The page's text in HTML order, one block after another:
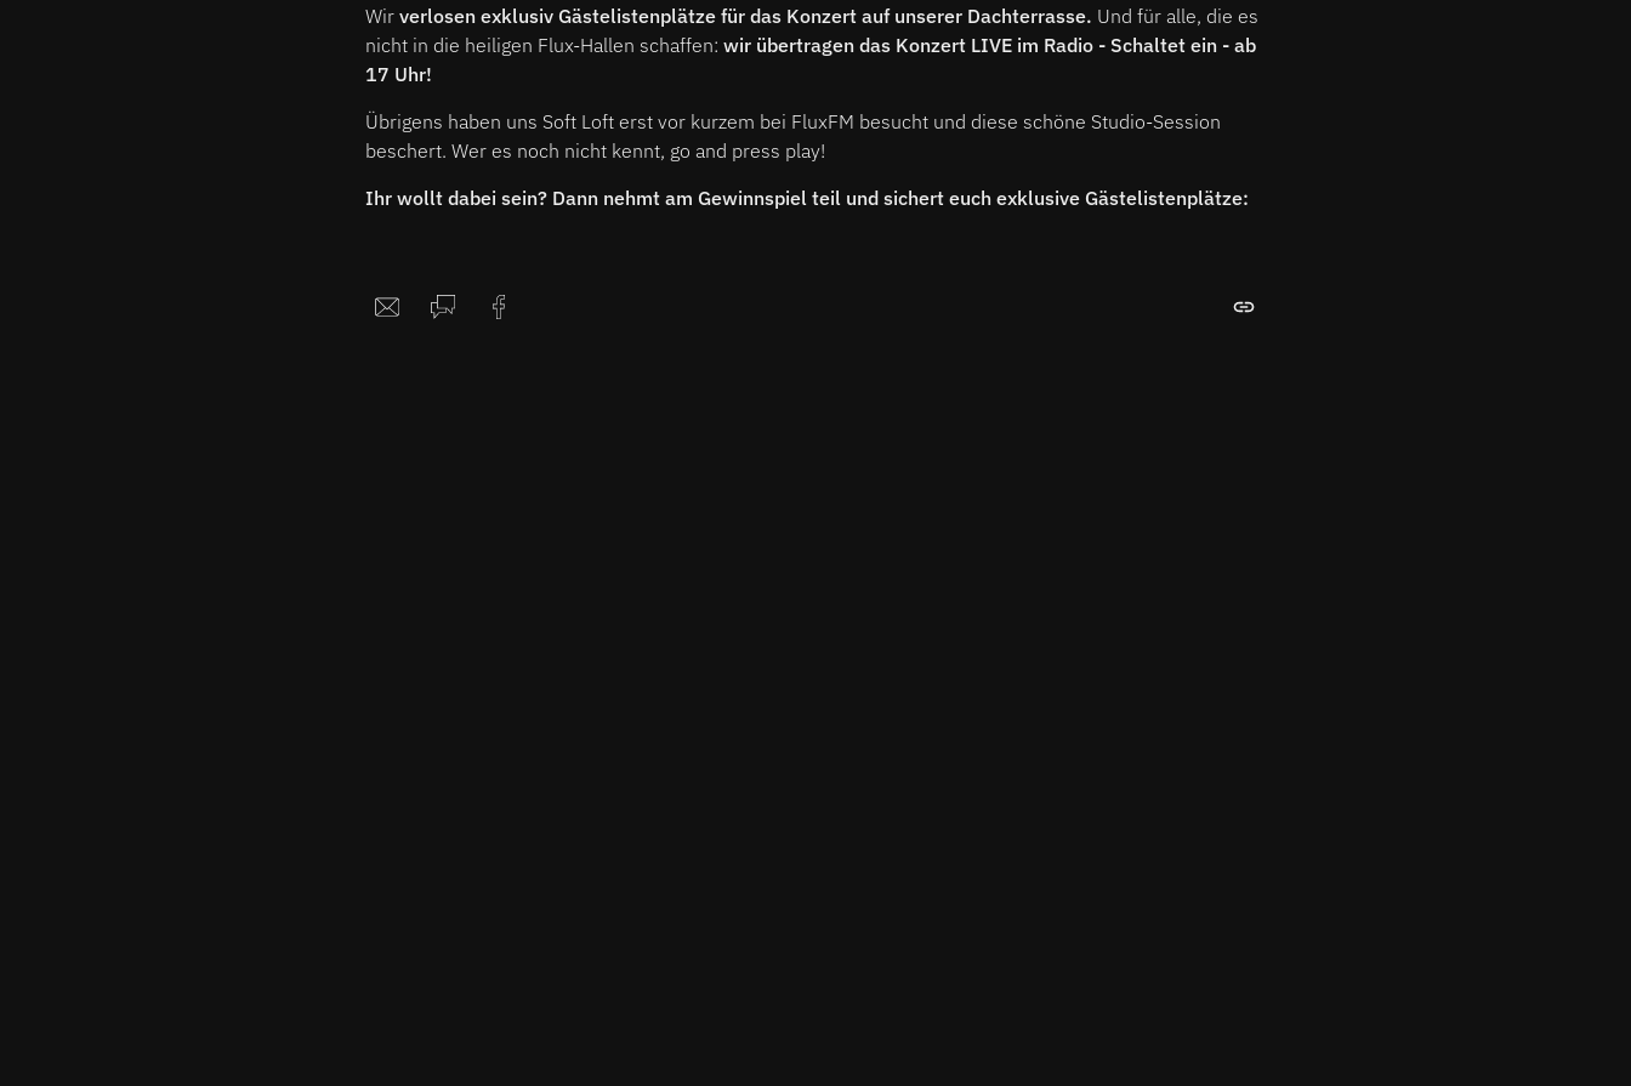
Wir verlosen exklusiv Gästelistenplätze für das Konzert auf unserer Dachterrasse. Und für alle, die es
nicht in die heiligen Flux-Hallen schaffen: wir übertragen das Konzert LIVE im Radio - Schaltet ein - ab
17 Uhr!
Übrigens haben uns Soft Loft erst vor kurzem bei FluxFM besucht und diese schöne Studio-Session
beschert. Wer es noch nicht kennt, go and press play!
Ihr wollt dabei sein? Dann nehmt am Gewinnspiel teil und sichert euch exklusive Gästelistenplätze: